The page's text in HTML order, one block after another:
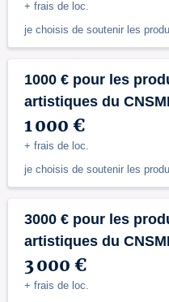
+ frais de loc.
je choisis de soutenir les
1000 € pour les
artistiques du
1 000 €
+ frais de loc.
je choisis de soutenir les
3000 € pour les
artistiques du
3 000 €
+ frais de loc.